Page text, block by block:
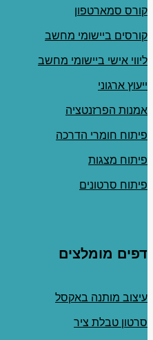
קורס סמארטפון
קורסים ביישומי מחשב
ליווי אישי ביישומי מחשב
ייעוץ ארגוני
אמנות הפרזנטציה
פיתוח חומרי הדרכה
פיתוח מצגות
פיתוח סרטונים
דפים מומלצים
עיצוב מותנה באקסל
סרטון טבלת ציר